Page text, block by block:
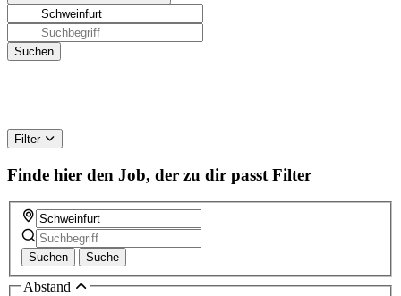
Filter
Finde hier den Job, der zu dir passt Filter
Suchen Suche
Abstand